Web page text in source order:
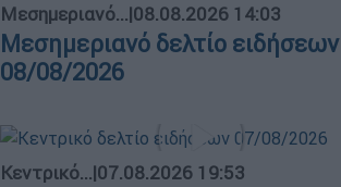
Μεσημεριανό...|08.08.2026 14:03
Μεσημεριανό δελτίο ειδήσεων
08/08/2026
Κεντρικό...|07.08.2026 19:53